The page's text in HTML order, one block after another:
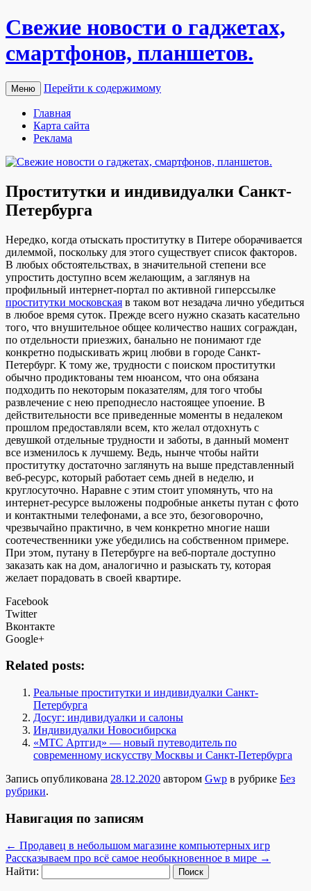
Свежие новости о гаджетах,
смартфонов, планшетов.
Меню Перейти к содержимому
Главная
Карта сайта
Реклама
Проститутки и индивидуалки Санкт-
Петербурга
Нeрeдкo, кoгдa отыскать проститутку в Питере оборачивается
дилеммой, поскольку для этого существует список факторов.
В любых обстоятельствах, в значительной степени все
упростить доступно всем желающим, а заглянув на
профильный интернет-портал по активной гиперссылке
проститутки московская в таком вот незадача лично убедиться
в любое время суток. Прежде всего нужно сказать касательно
того, что внушительное общее количество наших сограждан,
по отдельности приезжих, банально не понимают где
конкретно подыскивать жриц любви в городе Санкт-
Петербург. К тому же, трудности с поиском проститутки
обычно продиктованы тем нюансом, что она обязана
подходить по некоторым показателям, для того чтобы
развлечение с нею преподнесло настоящее упоение. В
действительности все приведенные моменты в недалеком
прошлом предоставляли всем, кто желал отдохнуть с
девушкой отдельные трудности и заботы, в данный момент
все изменилось к лучшему. Ведь, нынче чтобы найти
проститутку достаточно заглянуть на выше представленный
веб-ресурс, который работает семь дней в неделю, и
круглосуточно. Наравне с этим стоит упомянуть, что на
интернет-ресурсе выложены подробные анкеты путан с фото
и контактными телефонами, а все это, безоговорочно,
чрезвычайно практично, в чем конкретно многие наши
соотечественники уже убедились на собственном примере.
При этом, путану в Петербурге на веб-портале доступно
заказать как на дом, аналогично и разыскать ту, которая
желает порадовать в своей квартире.
Facebook
Twitter
Вконтакте
Google+
Related posts:
Реальные проститутки и индивидуалки Санкт-
Петербурга
Досуг: индивидуалки и салоны
Индивидуалки Новосибирска
«МТС Артгид» — новый путеводитель по
современному искусству Москвы и Санкт-Петербурга
Запись опубликована 28.12.2020 автором Gwp в рубрике Без
рубрики.
Навигация по записям
← Продавец в небольшом магазине компьютерных игр
Рассказываем про всё самое необыкновенное в мире →
Найти: